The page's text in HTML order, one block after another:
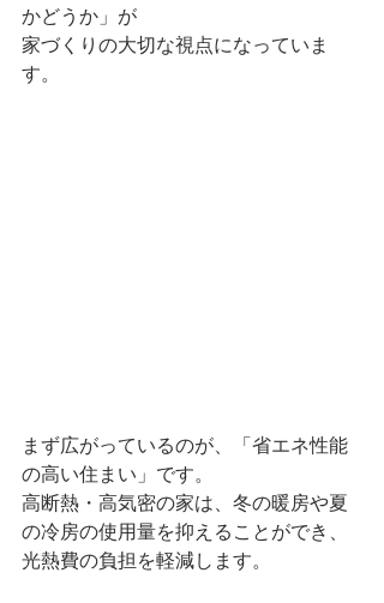
かどうか」が
家づくりの大切な視点になっていま
す。
まず広がっているのが、「省エネ性能
の高い住まい」です。
高断熱・高気密の家は、冬の暖房や夏
の冷房の使用量を抑えることができ、
光熱費の負担を軽減します。